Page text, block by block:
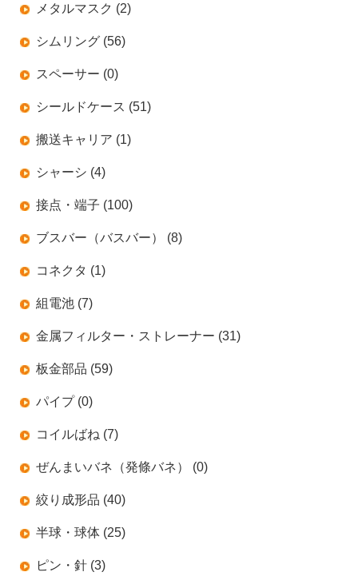
メタルマスク (2)
シムリング (56)
スペーサー (0)
シールドケース (51)
搬送キャリア (1)
シャーシ (4)
接点・端子 (100)
ブスバー（バスバー） (8)
コネクタ (1)
組電池 (7)
金属フィルター・ストレーナー (31)
板金部品 (59)
パイプ (0)
コイルばね (7)
ぜんまいバネ（発條バネ） (0)
絞り成形品 (40)
半球・球体 (25)
ピン・針 (3)